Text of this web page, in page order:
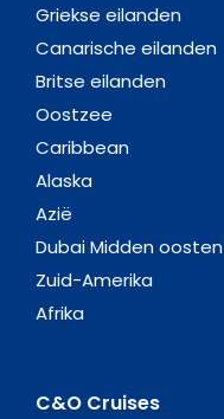
Griekse eilanden
Canarische eilanden
Britse eilanden
Oostzee
Caribbean
Alaska
Azië
Dubai Midden oosten
Zuid-Amerika
Afrika
C&O Cruises